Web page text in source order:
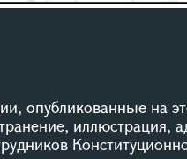
опубликованные на